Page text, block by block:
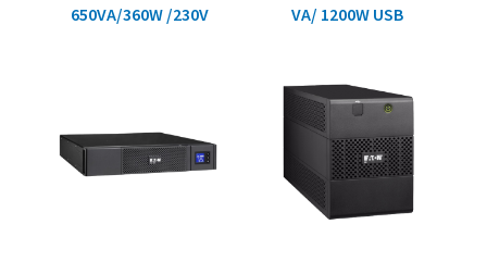
650VA/360W /230V
VA/ 1200W USB